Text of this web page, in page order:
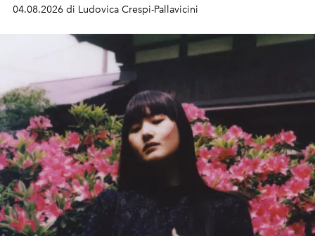
04.08.2026 di Ludovica Crespi-Pallavicini